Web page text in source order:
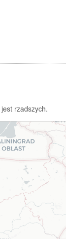
rzadszych.